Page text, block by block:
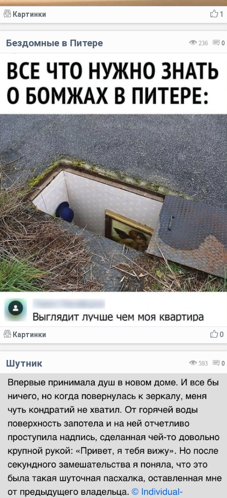
1
Картинки
236 0
Бездомные в Питере
0
Картинки
593 0
Шутник